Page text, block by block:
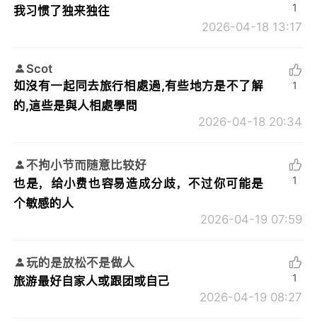
我习惯了独来独往
2026-04-18 13:17
1
Scot
如沒有一起同去旅行相處過,有些地方是不了解
的,這些是與人相處學問
2026-04-18 20:34
1
不拘小节而随意比较好
也是，给小费也容易造成分歧，不过你可能是
个敏感的人
2026-04-19 07:59
1
玩的是放松不是做人
旅游最好自家人或跟团或自己
2026-04-19 08:27
1